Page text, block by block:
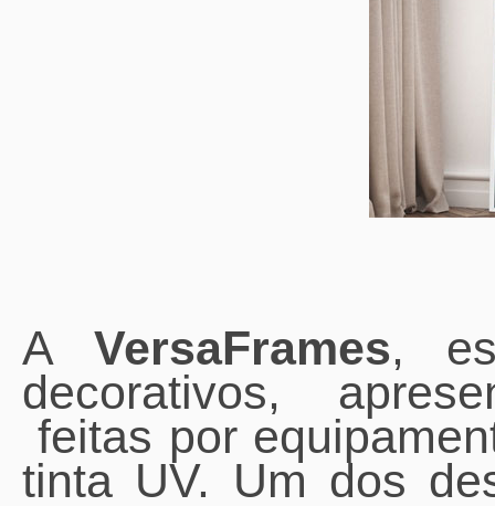
A VersaFrames,
decorativos,
feitas por
tinta UV. Um dos